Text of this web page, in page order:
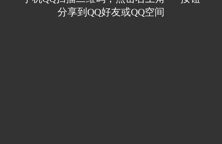
分享到QQ好友或QQ空间